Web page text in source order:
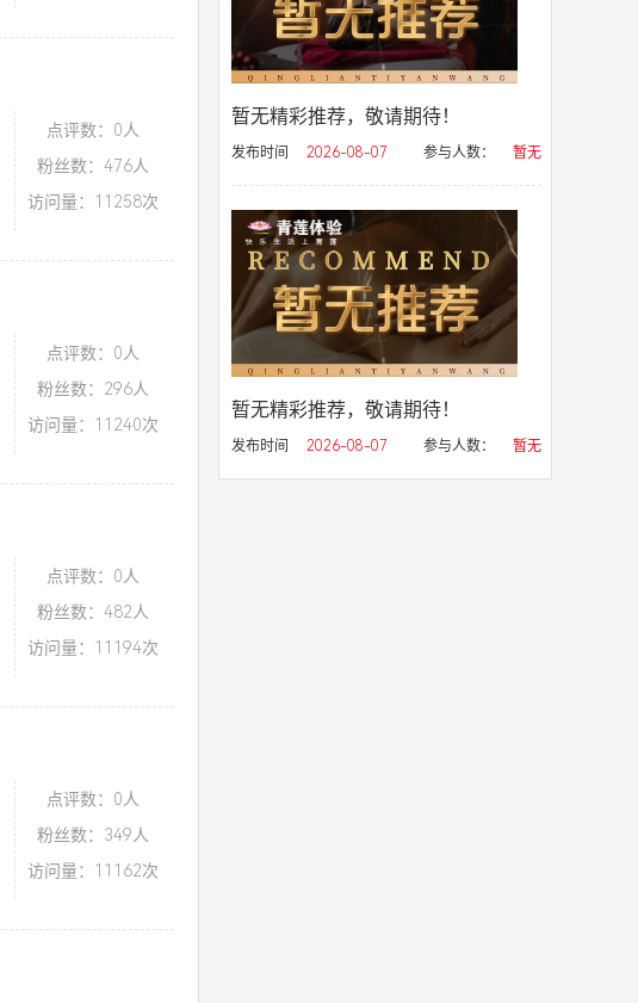
点评数：0人
粉丝数：476人
访问量：11258次
点评数：0人
粉丝数：296人
访问量：11240次
点评数：0人
粉丝数：482人
访问量：11194次
点评数：0人
粉丝数：349人
访问量：11162次
暂无精彩推荐，敬请期待！
发布时间 2026-08-07 参与人数： 暂无
暂无精彩推荐，敬请期待！
发布时间 2026-08-07 参与人数： 暂无